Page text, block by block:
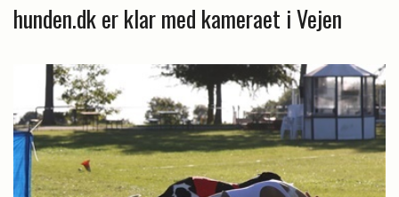
hunden.dk er klar med kameraet i Vejen